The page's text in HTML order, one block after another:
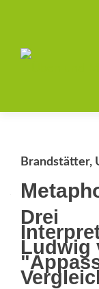
Brandstätter,
Drei
Ludwig